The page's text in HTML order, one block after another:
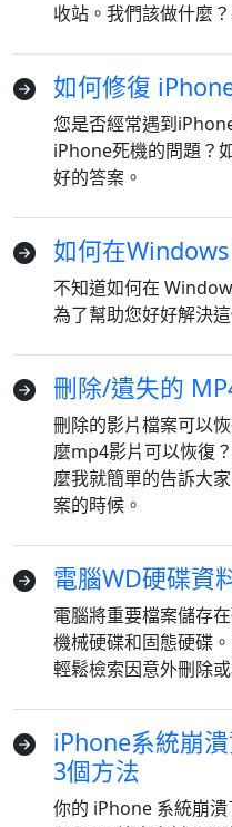
收站。我們該做什麼
如何修復
您是否經常遇到
iPhone死機的問題？
好的答案。
如何在
不知道如何在
為了幫助您好好解決
刪除/遺失的
刪除的影片檔案可以
麼mp4影片可以恢復
麼我就簡單的告訴大
案的時候。
電腦WD硬碟資
電腦將重要檔案儲存
機械硬碟和固態硬碟
輕鬆檢索因意外刪除
iPhone系統崩
3個方法
你的 iPhone 系統崩